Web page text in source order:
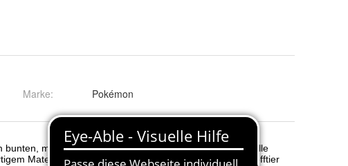
Marke: Pokémon